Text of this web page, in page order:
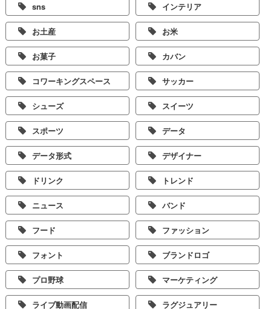
sns インテリア
お土産 お米
お菓子 カバン
コワーキングスペース サッカー
シューズ スイーツ
スポーツ データ
データ形式 デザイナー
ドリンク トレンド
ニュース バンド
フード ファッション
フォント ブランドロゴ
プロ野球 マーケティング
ライブ動画配信 ラグジュアリー